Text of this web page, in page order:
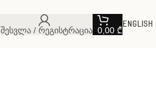
Შესვლა / Რეგისტრაცია 0,00 ₾
English